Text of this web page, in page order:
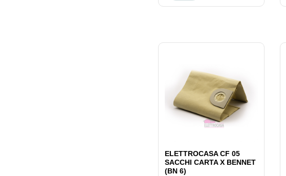
ELETTROCASA CF 05
SACCHI CARTA X BENNET
(BN 6)